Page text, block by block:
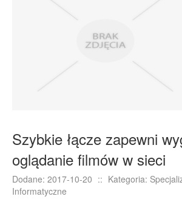
E-BIZNES
Wyposażenie Wnętrz
Sport
Elektronika, RTV, AGD
Art. Dla Zwierząt
Ogród, Rośliny
Szybkie łącze zapewni
oglądanie filmów w sieci
Dodane: 2017-10-20 :: Kategoria:
Informatyczne